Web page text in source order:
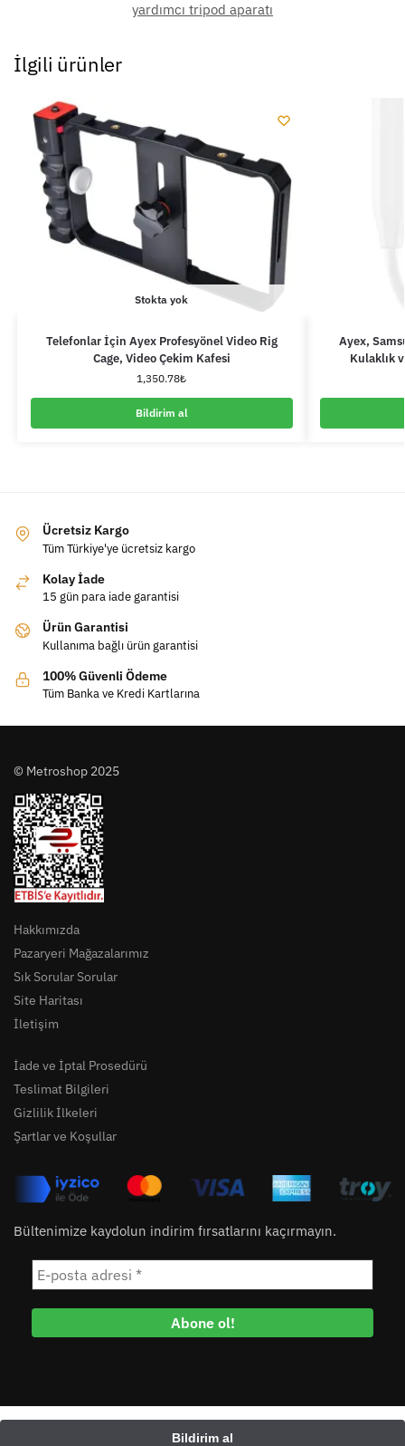
yardımcı tripod aparatı
İlgili ürünler
Stokta yok
Telefonlar İçin Ayex Profesyönel Video Rig
Cage, Video Çekim Kafesi
1,350.78₺
Bildirim al
Ayex,
Kulaklık
Ücretsiz Kargo
Tüm Türkiye'ye ücretsiz kargo
Kolay İade
15 gün para iade garantisi
Ürün Garantisi
Kullanıma bağlı ürün garantisi
100% Güvenli Ödeme
Tüm Banka ve Kredi Kartlarına
© Metroshop 2025
Hakkımızda
Pazaryeri Mağazalarımız
Sık Sorular Sorular
Site Haritası
İletişim
İade ve İptal Prosedürü
Teslimat Bilgileri
Gizlilik İlkeleri
Şartlar ve Koşullar
Bültenimize kaydolun indirim fırsatlarını kaçırmayın.